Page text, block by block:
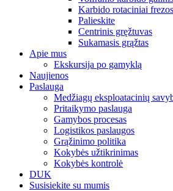
Karbido rotaciniai frezos
Palieskite
Centrinis gręžtuvas
Sukamasis grąžtas
Apie mus
Ekskursija po gamyklą
Naujienos
Paslauga
Medžiagų eksploatacinių
Pritaikymo paslauga
Gamybos procesas
Logistikos paslaugos
Grąžinimo politika
Kokybės užtikrinimas
Kokybės kontrolė
DUK
Susisiekite su mumis